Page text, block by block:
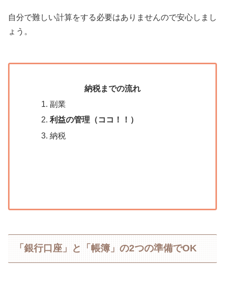
自分で難しい計算をする必要はありませんので安心しまし
ょう。
納税までの流れ
副業
利益の管理（ココ！！）
納税
「銀行口座」と「帳簿」の2つの準備でOK